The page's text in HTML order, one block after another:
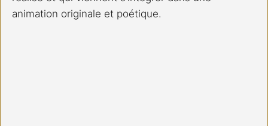
animation originale et poétique.